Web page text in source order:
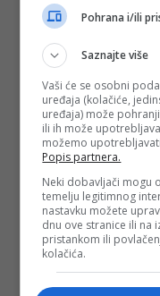
Pohrana i/ili
Saznajte više
Vaši će se osobni
uređaja (kolačiće,
uređaja) može
ili ih može
možemo
Popis partnera.
Neki dobavljači mogu
temelju legitimnog
nastavku možete
dnu ove stranice ili na
pristankom ili
kolačića.